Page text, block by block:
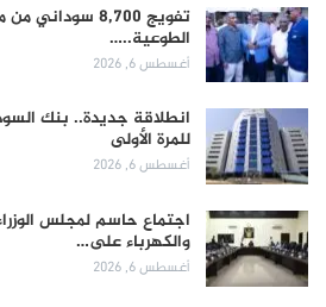
تفويج 8,700
الطوعية..…
أغسطس 6, 2026
انطلاقة جديدة.. بنك
للمرة الأولى
أغسطس 6, 2026
اجتماع حاسم لمجلس
والكهرباء على…
أغسطس 6, 2026